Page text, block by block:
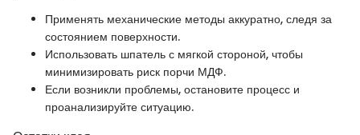
Применять механические методы аккуратно, следя за
состоянием поверхности.
Использовать шпатель с мягкой стороной, чтобы
минимизировать риск порчи МДФ.
Если возникли проблемы, остановите процесс и
проанализируйте ситуацию.